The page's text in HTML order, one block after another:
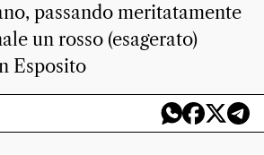
passando meritatamente
un rosso (esagerato)
Esposito